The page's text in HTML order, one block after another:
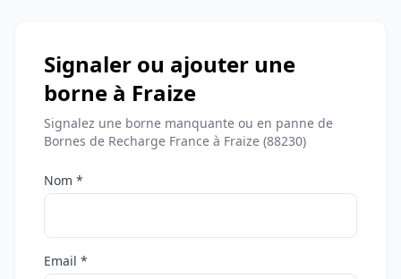
Signaler ou ajouter une
borne à Fraize
Signalez une borne manquante ou en panne de
Bornes de Recharge France à Fraize (88230)
Nom *
Email *